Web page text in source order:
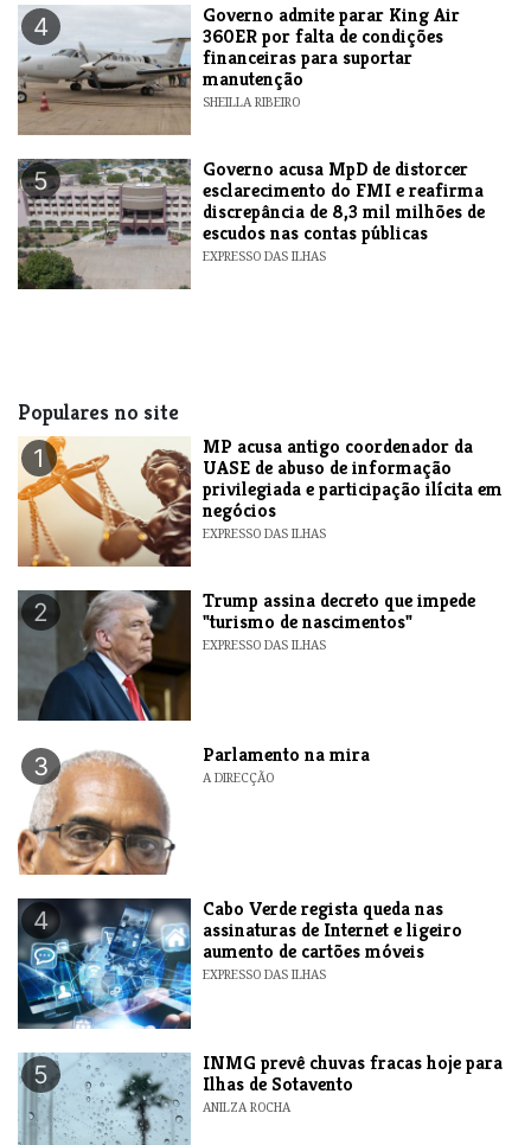
4
Governo admite parar King Air
360ER por falta de condições
financeiras para suportar
manutenção
SHEILLA RIBEIRO
5
Governo acusa MpD de distorcer
esclarecimento do FMI e reafirma
discrepância de 8,3 mil milhões de
escudos nas contas públicas
EXPRESSO DAS ILHAS
Populares no site
1
MP acusa antigo coordenador da
UASE de abuso de informação
privilegiada e participação ilícita em
negócios
EXPRESSO DAS ILHAS
2
Trump assina decreto que impede
"turismo de nascimentos"
EXPRESSO DAS ILHAS
3 Parlamento na mira
A DIRECÇÃO
4
Cabo Verde regista queda nas
assinaturas de Internet e ligeiro
aumento de cartões móveis
EXPRESSO DAS ILHAS
5
INMG prevê chuvas fracas hoje para
Ilhas de Sotavento
ANILZA ROCHA